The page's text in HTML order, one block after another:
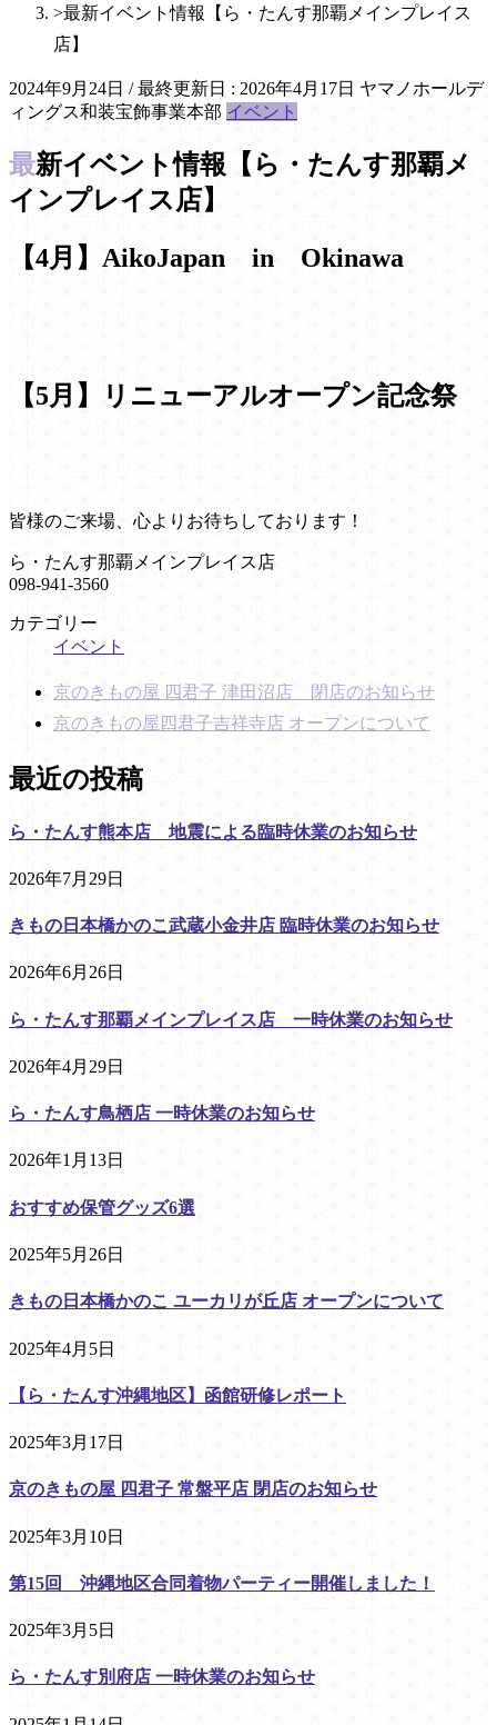
最新イベント情報【ら・たんす那覇メインプレイス
店】
2024年9月24日 / 最終更新日 : 2026年4月17日 ヤマノホールデ
ィングス和装宝飾事業本部 イベント
最新イベント情報【ら・たんす那覇メ
インプレイス店】
【4月】AikoJapan in Okinawa
【5月】リニューアルオープン記念祭
皆様のご来場、心よりお待ちしております！
ら・たんす那覇メインプレイス店
098-941-3560
カテゴリー
イベント
京のきもの屋 四君子 津田沼店 閉店のお知らせ
京のきもの屋四君子吉祥寺店 オープンについて
最近の投稿
ら・たんす熊本店 地震による臨時休業のお知らせ
2026年7月29日
きもの日本橋かのこ武蔵小金井店 臨時休業のお知らせ
2026年6月26日
ら・たんす那覇メインプレイス店 一時休業のお知らせ
2026年4月29日
ら・たんす鳥栖店 一時休業のお知らせ
2026年1月13日
おすすめ保管グッズ6選
2025年5月26日
きもの日本橋かのこ ユーカリが丘店 オープンについて
2025年4月5日
【ら・たんす沖縄地区】函館研修レポート
2025年3月17日
京のきもの屋 四君子 常盤平店 閉店のお知らせ
2025年3月10日
第15回 沖縄地区合同着物パーティー開催しました！
2025年3月5日
ら・たんす別府店 一時休業のお知らせ